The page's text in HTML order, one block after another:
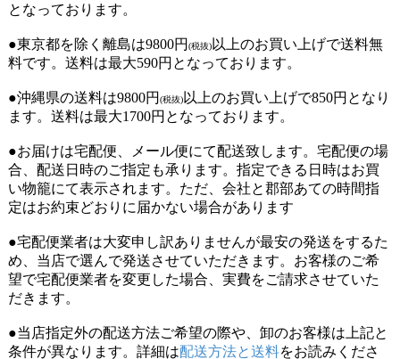
となっております。
●東京都を除く離島は9800円 (税抜)以上のお買い上げで送料無
料です。送料は最大590円となっております。
●沖縄県の送料は9800円 (税抜)以上のお買い上げで850円となり
ます。送料は最大1700円となっております。
●お届けは宅配便、メール便にて配送致します。宅配便の場
合、配送日時のご指定も承ります。指定できる日時はお買
い物籠にて表示されます。ただ、会社と郡部あての時間指
定はお約束どおりに届かない場合があります
●宅配便業者は大変申し訳ありませんが最安の発送をするた
め、当店で選んで発送させていただきます。お客様のご希
望で宅配便業者を変更した場合、実費をご請求させていた
だきます。
●当店指定外の配送方法ご希望の際や、卸のお客様は上記と
条件が異なります。詳細は配送方法と送料をお読みくださ